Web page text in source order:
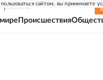
сайтом, вы принимаете
НОВОСТИ
Происшествия